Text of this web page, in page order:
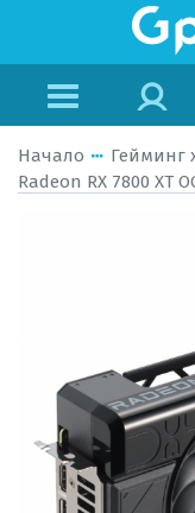
Начало Гейминг
Radeon RX 7800 XT